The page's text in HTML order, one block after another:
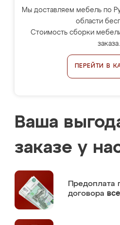
Мы доставляем мебель по
области
Стоимость сборки
заказа.
ПЕРЕЙТИ В
Ваша
заказе у
Предоплата
договора